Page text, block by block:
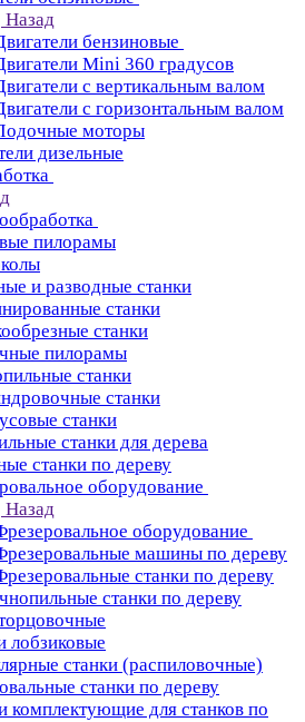
Назад
бензиновые
Mini 360 градусов
с вертикальным валом
с горизонтальным валом
моторы
дизельные
пилорамы
и разводные станки
станки
станки
пилорамы
станки
станки
станки
станки для дерева
станки по дереву
оборудование
Назад
оборудование
машины по дереву
станки по дереву
станки по дереву
лобзиковые
станки (распиловочные)
станки по дереву
комплектующие для станков по